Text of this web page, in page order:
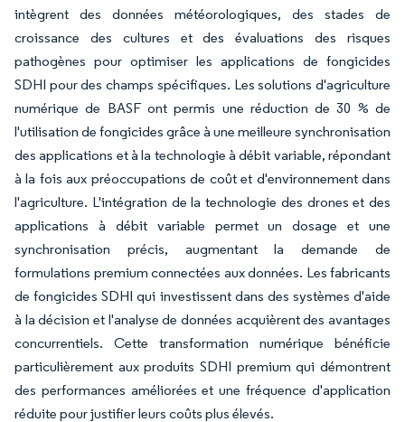
intègrent des données météorologiques, des stades de
croissance des cultures et des évaluations des risques
pathogènes pour optimiser les applications de fongicides
SDHI pour des champs spécifiques. Les solutions d'agriculture
numérique de BASF ont permis une réduction de 30 % de
l'utilisation de fongicides grâce à une meilleure synchronisation
des applications et à la technologie à débit variable, répondant
à la fois aux préoccupations de coût et d'environnement dans
l'agriculture. L'intégration de la technologie des drones et des
applications à débit variable permet un dosage et une
synchronisation précis, augmentant la demande de
formulations premium connectées aux données. Les fabricants
de fongicides SDHI qui investissent dans des systèmes d'aide
à la décision et l'analyse de données acquièrent des avantages
concurrentiels. Cette transformation numérique bénéficie
particulièrement aux produits SDHI premium qui démontrent
des performances améliorées et une fréquence d'application
réduite pour justifier leurs coûts plus élevés.